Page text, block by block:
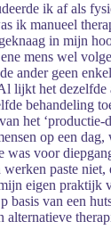
ik af als
ik manueel
in mijn
mens wel
ander geen
lijkt het dezelfde
behandeling
het ‘productie-
op een dag,
was voor
werken paste niet,
eigen praktijk
basis van een
alternatieve